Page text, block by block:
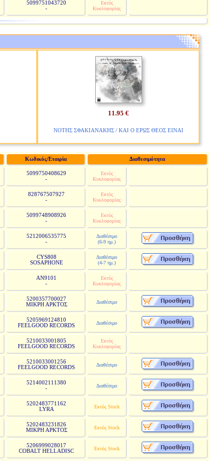
5099751043720
-
Εκτός
Κυκλοφορίας
11.95 €
ΝΟΤΗΣ ΣΦΑΚΙΑΝΑΚΗΣ / ΚΑΙ Ο ΕΡΩΣ ΘΕΟΣ ΕΙΝΑΙ
Κωδικός/Εταιρία Διαθεσιμότητα
5099750408629
-
Εκτός
Κυκλοφορίας
828767507927
-
Εκτός
Κυκλοφορίας
5099748908926
-
Εκτός
Κυκλοφορίας
5212006535775
-
Διαθέσιμο
(6-9 ημ.)
CYS808
SOSAPHONE
Διαθέσιμο
(4-7 ημ.)
AN9101
-
Εκτός
Κυκλοφορίας
5200357700027
ΜΙΚΡΗ ΑΡΚΤΟΣ
Διαθέσιμο
5205969124810
FEELGOOD RECORDS
Διαθέσιμο
5210033001805
FEELGOOD RECORDS
Εκτός
Κυκλοφορίας
5210033001256
FEELGOOD RECORDS
Διαθέσιμο
5214002111380
-
Διαθέσιμο
5202483771162
LYRA
Εκτός Stock
5202483231826
ΜΙΚΡΗ ΑΡΚΤΟΣ
Εκτός Stock
5206999028017
COBALT HELLADISC
Εκτός Stock